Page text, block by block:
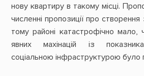
нову квартиру в такому місці.
численні пропозиції про
тому районі катастрофічно мало,
явних махінацій із
соціальною інфраструктурою було